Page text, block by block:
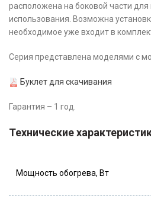
расположена на боковой части
использования. Возможна
необходимое уже входит в
Серия представлена моделями с
Буклет для скачивания
Гарантия – 1 год.
Технические
Мощность обогрева, Вт